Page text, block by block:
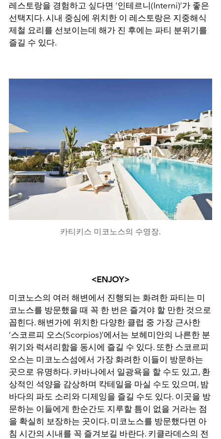
레스토랑을 경험하고 싶다면 ‘인테르니(Interni)’가 좋은
선택지다. 시내 중심에 위치한 이 레스토랑은 지중해식
제철 요리를 선보이는데 해가 진 후에는 파티 분위기를
즐길 수 있다.
카티키스 미코노스의 수영장.
<ENJOY>
미코노스의 여러 해변에서 진행되는 화려한 파티는 미
코노스를 방문했을 때 꼭 한 번은 즐겨야 할 만한 것으로
꼽힌다. 해변가에 위치한 다양한 클럽 중 가장 근사한
‘스코르피 오스(Scorpios)’에서는 보헤미안의 나른한 분
위기와 럭셔리함을 동시에 즐길 수 있다. 또한 스코르피
오스는 미코노스섬에서 가장 화려한 이들이 방문하는
곳으로 유명하다. 카바나에서 일광욕을 할 수도 있고, 환
상적인 석양을 감상하며 칵테일을 마실 수도 있으며, 밤
바다의 파도 소리와 디제잉을 즐길 수도 있다. 이곳을 방
문하는 이들에게 한순간도 지루할 틈이 없을 거라는 점
을 확실히 보장하는 곳이다. 미코노스를 방문했다면 아
침 시간의 시내를 꼭 즐겨보길 바란다. 키클라데스의 전